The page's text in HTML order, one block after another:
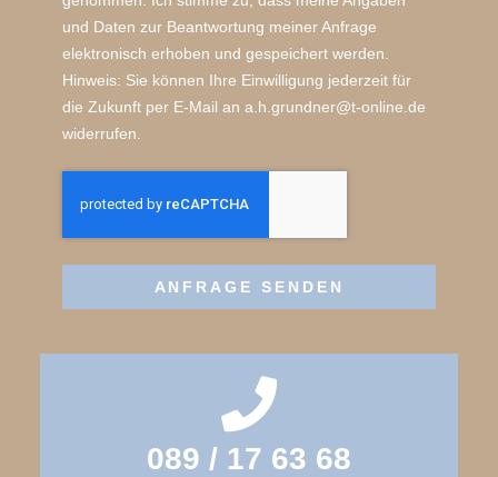
und Daten zur Beantwortung meiner Anfrage
elektronisch erhoben und gespeichert werden.
Hinweis: Sie können Ihre Einwilligung jederzeit für
die Zukunft per E-Mail an a.h.grundner@t-online.de
widerrufen.
ANFRAGE SENDEN
089 / 17 63 68